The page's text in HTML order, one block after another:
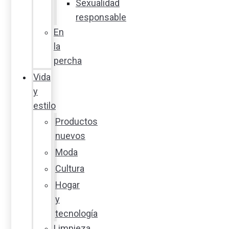
Sexualidad
responsable
En
la
percha
Vida
y
estilo
Productos
nuevos
Moda
Cultura
Hogar
y
tecnología